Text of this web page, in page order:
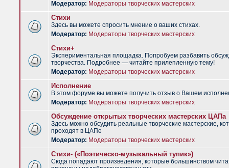
Модератор: Модераторы творческих мастерских
Стихи
Здесь вы можете спросить мнение о ваших стихах.
Модератор: Модераторы творческих мастерских
Стихи+
Экспериментальная площадка. Попробуем разбавить
творчества. Подробнее — читайте прилепленную тему!
Модератор: Модераторы творческих мастерских
Исполнение
В этом форуме вы можете получить отзыв о Вашем
Модератор: Модераторы творческих мастерских
Обсуждение открытых творческих мастерских ЦАПа
Здесь можно обсудить реальные творческие мастерские,
проходят в ЦАПе
Модератор: Модераторы творческих мастерских
Стихи- («Поэтическо-музыкальный тупик»)
Сюда попадают произведения, которые большинством